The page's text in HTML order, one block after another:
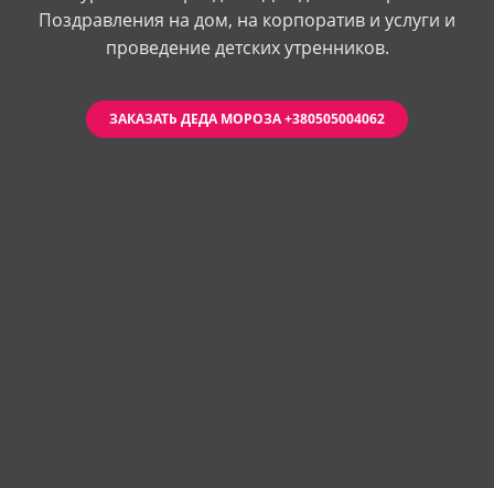
Поздравления на дом, на корпоратив и услуги и
проведение детских утренников.
ЗАКАЗАТЬ ДЕДА МОРОЗА +380505004062